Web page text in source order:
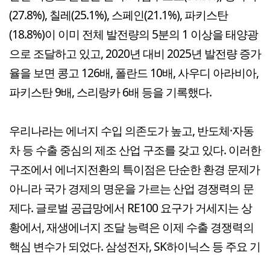
(27.8%), 칠레(25.1%), 스페인(21.1%), 파키스탄
(18.8%)이 이미 전체 발전량의 5분의 1 이상을 태양광
으로 조달하고 있고, 2020년 대비 2025년 발전량 증가
율을 보면 콩고 126배, 폴란드 10배, 사우디 아라비아,
파키스탄 9배, 스리랑카 6배 등을 기록했다.
우리나라는 에너지 수입 의존도가 높고, 반도체·자동
차 등 수출 중심의 제조 산업 구조를 갖고 있다. 이러한
구조에서 에너지전환의 특이점은 단순한 환경 문제가
아니라 국가 경제의 명운을 가르는 산업 경쟁력의 문
제다. 글로벌 공급망에서 RE100 요구가 거세지는 상
황에서, 재생에너지 조달 능력은 이제 수출 경쟁력의
핵심 변수가 되었다. 삼성전자, SK하이닉스 등 주요 기